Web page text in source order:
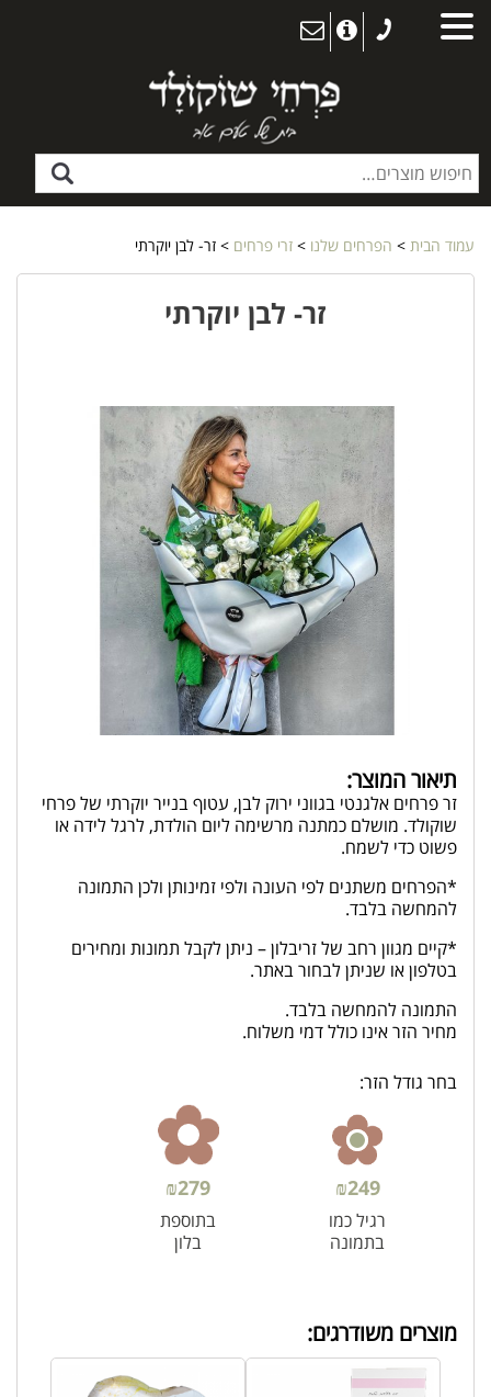
עמוד הבית > הפרחים שלנו > זרי פרחים > זר- לבן יוקרתי
זר- לבן יוקרתי
תיאור המוצר:
זר פרחים אלגנטי בגווני ירוק לבן, עטוף בנייר יוקרתי של פרחי
שוקולד. מושלם כמתנה מרשימה ליום הולדת, לרגל לידה או
פשוט כדי לשמח.
*הפרחים משתנים לפי העונה ולפי זמינותן ולכן התמונה
להמחשה בלבד.
*קיים מגוון רחב של זריבלון – ניתן לקבל תמונות ומחירים
בטלפון או שניתן לבחור באתר.
התמונה להמחשה בלבד.
מחיר הזר אינו כולל דמי משלוח.
בחר גודל הזר:
₪249
רגיל כמו
בתמונה
₪279
בתוספת
בלון
מוצרים משודרגים: